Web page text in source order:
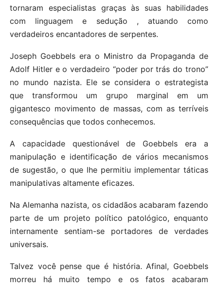
tornaram especialistas graças às suas habilidades
com linguagem e sedução , atuando como
verdadeiros encantadores de serpentes.
Joseph Goebbels era o Ministro da Propaganda de
Adolf Hitler e o verdadeiro “poder por trás do trono”
no mundo nazista. Ele se considera o estrategista
que transformou um grupo marginal em um
gigantesco movimento de massas, com as terríveis
consequências que todos conhecemos.
A capacidade questionável de Goebbels era a
manipulação e identificação de vários mecanismos
de sugestão, o que lhe permitiu implementar táticas
manipulativas altamente eficazes.
Na Alemanha nazista, os cidadãos acabaram fazendo
parte de um projeto político patológico, enquanto
internamente sentiam-se portadores de verdades
universais.
Talvez você pense que é história. Afinal, Goebbels
morreu há muito tempo e os fatos acabaram